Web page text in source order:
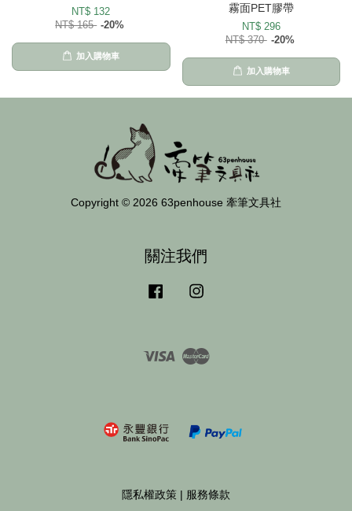
NT$ 132
NT$ 165 -20%
加入購物車
霧面PET膠帶
NT$ 296
NT$ 370 -20%
加入購物車
Copyright © 2026 63penhouse 牽筆文具社
關注我們
Facebook
Visa Master
隱私權政策 服務條款